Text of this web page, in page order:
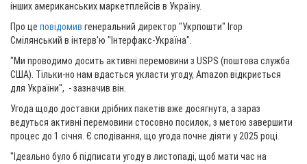
інших американських маркетплейсів в Україну.
Про це повідомив генеральний директор "Укрпошти" Ігор
Смілянський в інтерв'ю "Інтерфакс-Україна".
"Ми проводимо досить активні перемовини з USPS (поштова служба
США). Тільки-но нам вдасться укласти угоду, Amazon відкриється
для України", - зазначив він.
Угода щодо доставки дрібних пакетів вже досягнута, а зараз
ведуться активні перемовини стосовно посилок, з метою завершити
процес до 1 січня. Є сподівання, що угода почне діяти у 2025 році.
"Ідеально було б підписати угоду в листопаді, щоб мати час на